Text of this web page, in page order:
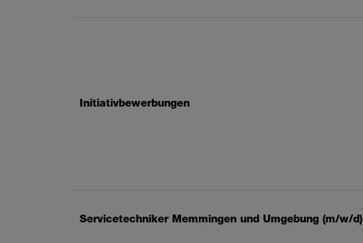
Initiativbewerbungen
Servicetechniker Memmingen und Umgebung (m/w/d)